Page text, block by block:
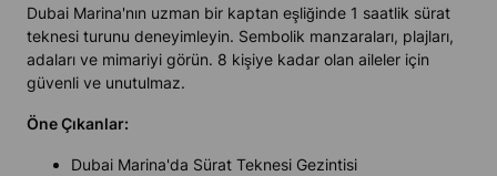
Dubai Marina'nın uzman bir kaptan eşliğinde 1 saatlik sürat
teknesi turunu deneyimleyin. Sembolik manzaraları, plajları,
adaları ve mimariyi görün. 8 kişiye kadar olan aileler için
güvenli ve unutulmaz.
Öne Çıkanlar:
Dubai Marina'da Sürat Teknesi Gezintisi